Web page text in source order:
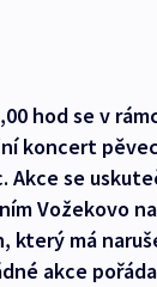
hod se v
koncert
Akce se
Vožekovo
který má
akce